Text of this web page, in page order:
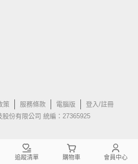
策 服務條款 電腦版
登入/註冊
股份有限公司 統編：27365925
追蹤清單 購物車 會員中心